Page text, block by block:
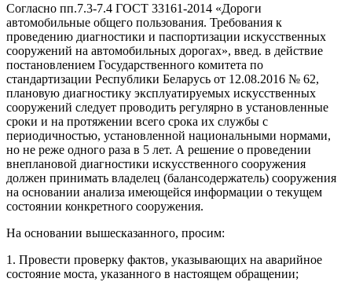
Согласно пп.7.3-7.4 ГОСТ 33161-2014 «Дороги
автомобильные общего пользования. Требования к
проведению диагностики и паспортизации искусственных
сооружений на автомобильных дорогах», введ. в действие
постановлением Государственного комитета по
стандартизации Республики Беларусь от 12.08.2016 № 62,
плановую диагностику эксплуатируемых искусственных
сооружений следует проводить регулярно в установленные
сроки и на протяжении всего срока их службы с
периодичностью, установленной национальными нормами,
но не реже одного раза в 5 лет. А решение о проведении
внеплановой диагностики искусственного сооружения
должен принимать владелец (балансодержатель) сооружения
на основании анализа имеющейся информации о текущем
состоянии конкретного сооружения.
На основании вышесказанного, просим:
1. Провести проверку фактов, указывающих на аварийное
состояние моста, указанного в настоящем обращении;